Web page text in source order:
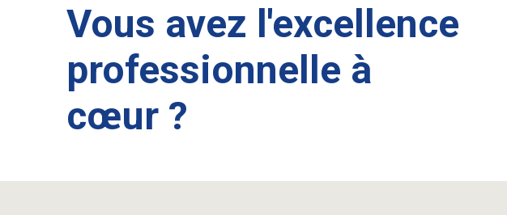
Vous avez l'excellence
professionnelle à
cœur ?